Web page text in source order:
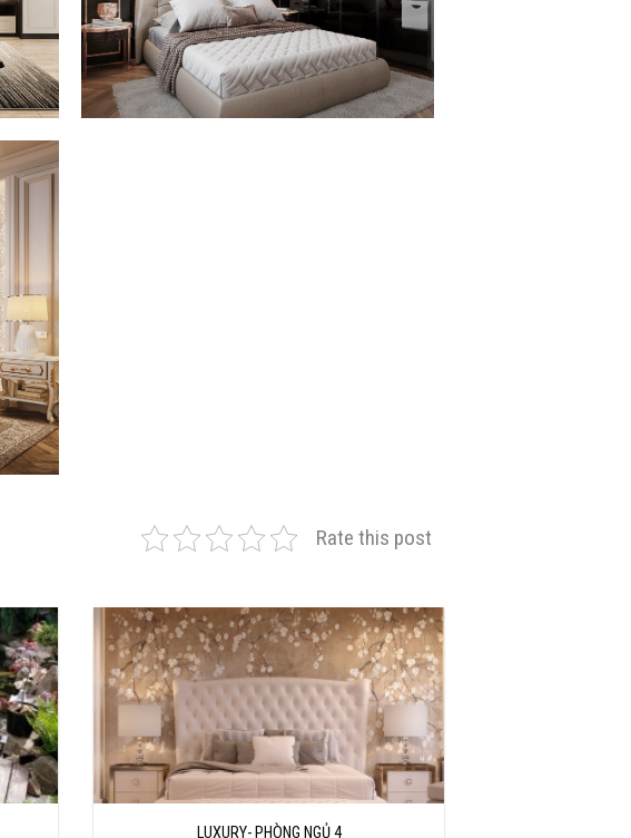
Rate this post
LUXURY- PHÒNG NGỦ 4